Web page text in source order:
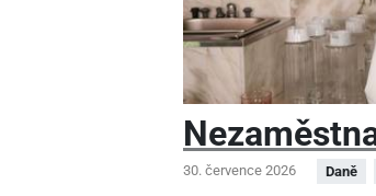
30. července 2026 Daně